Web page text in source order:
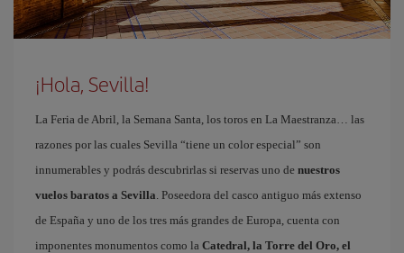
¡Hola, Sevilla!
La Feria de Abril, la Semana Santa, los toros en La Maestranza… las
razones por las cuales Sevilla “tiene un color especial” son
innumerables y podrás descubrirlas si reservas uno de nuestros
vuelos baratos a Sevilla. Poseedora del casco antiguo más extenso
de España y uno de los tres más grandes de Europa, cuenta con
imponentes monumentos como la Catedral, la Torre del Oro, el